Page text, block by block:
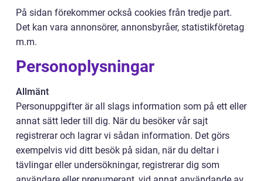
På sidan förekommer också cookies från tredje part.
Det kan vara annonsörer, annonsbyråer, statistikföretag
m.m.
Personoplysningar
Allmänt
Personuppgifter är all slags information som på ett eller
annat sätt leder till dig. När du besöker vår sajt
registrerar och lagrar vi sådan information. Det görs
exempelvis vid ditt besök på sidan, när du deltar i
tävlingar eller undersökningar, registrerar dig som